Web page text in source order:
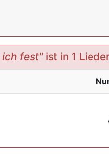
ich fest"ist in 1